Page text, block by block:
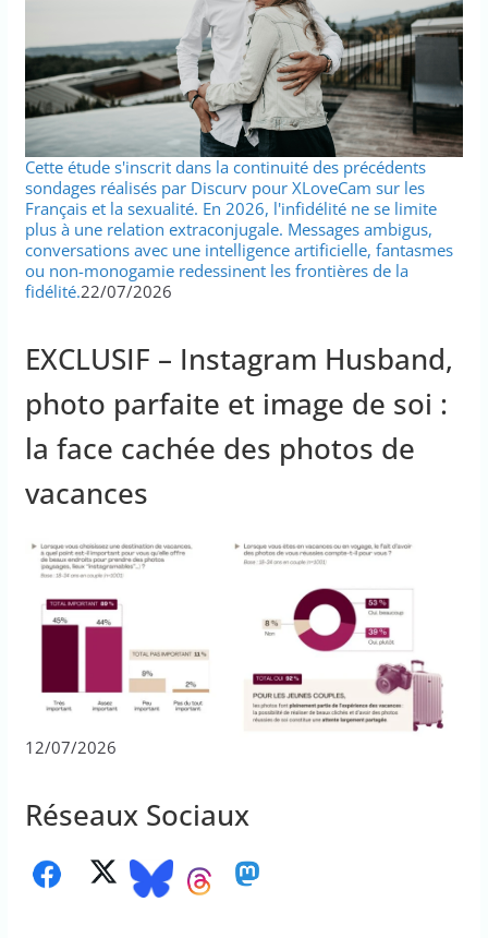
Cette étude s'inscrit dans la continuité des précédents
sondages réalisés par Discurv pour XLoveCam sur les
Français et la sexualité. En 2026, l'infidélité ne se limite
plus à une relation extraconjugale. Messages ambigus,
conversations avec une intelligence artificielle, fantasmes
ou non-monogamie redessinent les frontières de la
fidélité.22/07/2026
EXCLUSIF – Instagram Husband,
photo parfaite et image de soi :
la face cachée des photos de
vacances
12/07/2026
Réseaux Sociaux